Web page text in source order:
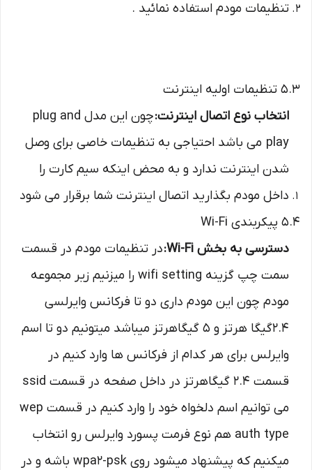
تنظیمات مودم استفاده نمائید .
5.3 تنظیمات اولیه اینترنت
انتخاب نوع اتصال اینترنت:
چون این مدل plug and
play می باشد احتیاجی به تنظیمات خاصی برای وصل
شدن اینترنت ندارد و به محض اینکه سیم کارت را
داخل مودم بگذارید اتصال اینترنت شما برقرار می شود
5.4 پیکربندی Wi-Fi
دسترسی به بخش Wi-Fi:
در تنظیمات مودم در قسمت
سمت چپ گزینه wifi setting را میزنیم زیر مجموعه
مودم چون این مودم داری دو تا فرکانس وایرلسی
2.4گیگا هرتز و 5 گیگاهرتز میباشد میتونیم دو تا اسم
وایرلس برای هر کدام از فرکانس ها وارد کنیم در
قسمت 2.4 گیگاهرتز در داخل صفحه در قسمت ssid
می توانیم اسم دلخواه خود را وارد کنیم در قسمت wep
auth type هم نوع فرمت پسورد وایرلس رو انتخاب
میکنیم که پیشنهاد میشود روی wpa2-psk باشه و در